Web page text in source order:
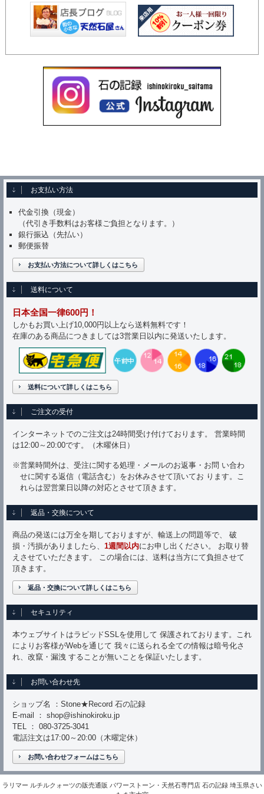
お支払い方法
代金引換（現金）
（代引き手数料はお客様ご負担となります。）
銀行振込（先払い）
郵便振替
お支払い方法について詳しくはこちら
送料について
日本全国一律600円！
しかもお買い上げ10,000円以上なら送料無料です！
在庫のある商品につきましては3営業日以内に発送いたします。
送料について詳しくはこちら
ご注文の受付
インターネットでのご注文は24時間受け付けております。 営業時間
は12:00～20:00です。（木曜休日）
※営業時間外は、受注に関する処理・メールのお返事・お問 い合わ
せに関する返信（電話含む）をお休みさせて頂いてお ります。こ
れらは翌営業日以降の対応とさせて頂きます。
返品・交換について
商品の発送には万全を期しておりますが、輸送上の問題等で、 破
損・汚損がありましたら、 1週間以内にお申し出ください。 お取り替
えさせていただきます。 この場合には、送料は当方にて負担させて
頂きます。
返品・交換について詳しくはこちら
セキュリティ
本ウェブサイトはラピッドSSLを使用して 保護されております。これ
によりお客様がWebを通じて 我々に送られる全ての情報は暗号化さ
れ、改竄・漏洩 することが無いことを保証いたします。
お問い合わせ先
ショップ名 ：Stone★Record 石の記録
E-mail ： shop@ishinokiroku.jp
TEL ： 080-3725-3041
電話注文は17:00～20:00（木曜定休）
お問い合わせフォームはこちら
ラリマー ルチルクォーツの販売通販 パワーストーン・天然石専門店 石の記録 埼玉県さい